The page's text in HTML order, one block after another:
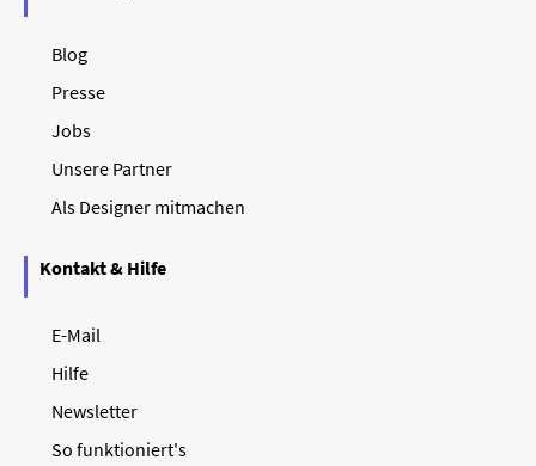
Blog
Presse
Jobs
Unsere Partner
Als Designer mitmachen
Kontakt & Hilfe
E-Mail
Hilfe
Newsletter
So funktioniert's